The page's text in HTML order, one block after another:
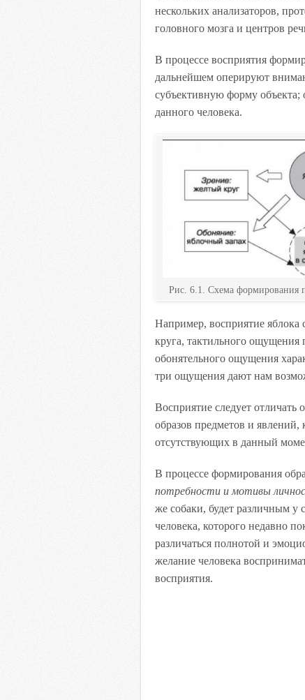
нескольких анализаторов,
головного мозга и центров
В процессе восприятия
дальнейшем оперируют
субъективную форму объекта;
данного человека.
Рис. 6.1. Схема формирования
Например, восприятие яблока
круга, тактильного ощущения
обонятельного ощущения
три ощущения дают нам
Восприятие следует отличать
образов предметов и явлений,
отсутствующих в данный
В процессе формирования
потребности и мотивы
же собаки, будет различным у
человека, которого недавно
различаться полнотой и
желание человека
восприятия.